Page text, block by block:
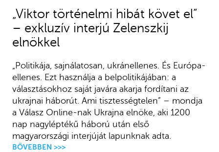
„Viktor történelmi hibát követ el”
– exkluzív interjú Zelenszkij
elnökkel
„Politikája, sajnálatosan, ukránellenes. És Európa-
ellenes. Ezt használja a belpolitikájában: a
választásokhoz saját javára akarja fordítani az
ukrajnai háborút. Ami tisztességtelen” – mondja
a Válasz Online-nak Ukrajna elnöke, aki 1200
nap nagyléptékű háború után első
magyarországi interjúját lapunknak adta.
BŐVEBBEN >>>